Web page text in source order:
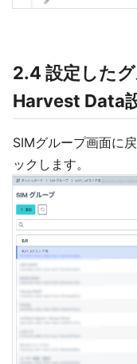
2.4 設定した
Harvest Data
SIMグループ画面に
ックします。